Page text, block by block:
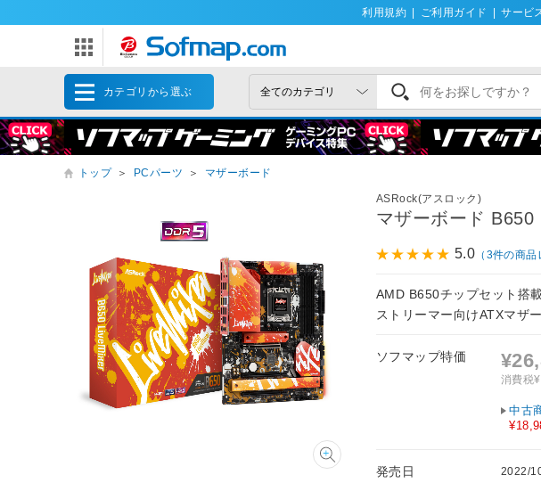
利用規約 ご利用ガイド サービ
カテゴリから選ぶ
トップ ＞ PCパーツ ＞ マザーボード
ASRock(アスロック)
マザーボード B650
5.0 （3件の商品
AMD B650チップセット搭
ストリーマー向けATXマザ
ソフマップ特価
消費税
中古
発売日 2022/